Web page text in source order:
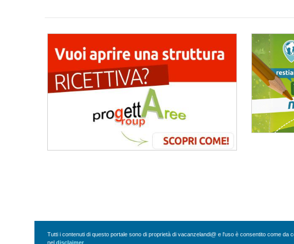
Tutti i contenuti di questo portale sono di proprietà di vacanzelandi@ e l'uso è consentito come da
nel disclaimer